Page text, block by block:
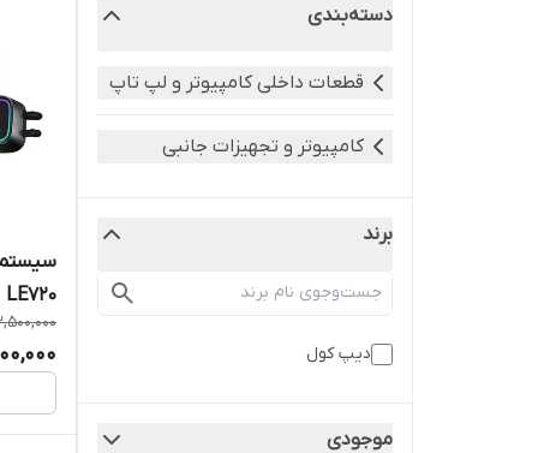
دسته‌بندی
قطعات داخلی کامپیوتر و لپ تاپ
کامپیوتر و تجهیزات جانبی
برند
دیپ کول
موجودی
LE720